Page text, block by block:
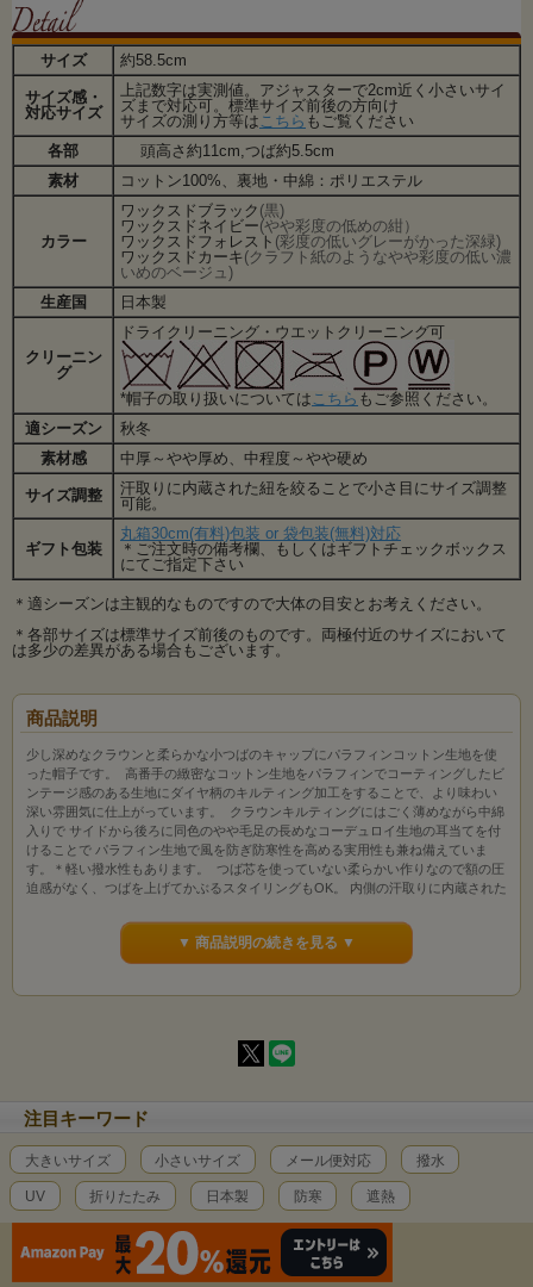
サイズ 約58.5cm
サイズ感・
対応サイズ
上記数字は実測値。アジャスターで2cm近く小さいサイ
ズまで対応可。標準サイズ前後の方向け
サイズの測り方等は こちら もご覧ください
各部
頭高さ約11cm,つば約5.5cm
素材
コットン100%、裏地・中綿：ポリエステル
カラー
ワックスドブラック (黒)
ワックスドネイビー(やや彩度の低めの紺）
ワックスドフォレスト (彩度の低いグレーがかった深緑)
ワックスドカーキ(クラフト紙のようなやや彩度の低い濃
いめのベージュ)
生産国
日本製
クリーニン
グ
ドライクリーニング・ウエットクリーニング可
*帽子の取り扱いについては こちら もご参照ください。
適シーズン
秋冬
素材感
中厚～やや厚め、中程度～やや硬め
サイズ調整
汗取りに内蔵された紐を絞ることで小さ目にサイズ調整
可能。
ギフト包装
丸箱30cm(有料)包装 or 袋包装(無料)対応
＊ご注文時の備考欄、もしくはギフトチェックボックス
にてご指定下さい
＊適シーズンは主観的なものですので大体の目安とお考えください。
＊各部サイズは標準サイズ前後のものです。両極付近のサイズにおいて
は多少の差異がある場合もございます。
商品説明
少し深めなクラウンと柔らかな小つばのキャップにパラフィンコットン生地を使
った帽子です。 高番手の緻密なコットン生地をパラフィンでコーティングしたビ
ンテージ感のある生地にダイヤ柄のキルティング加工をすることで、より味わい
深い雰囲気に仕上がっています。 クラウンキルティングにはごく薄めながら中綿
入りで サイドから後ろに同色のやや毛足の長めなコーデュロイ生地の耳当てを付
けることで パラフィン生地で風を防ぎ防寒性を高める実用性も兼ね備えていま
す。＊軽い撥水性もあります。 つば芯を使っていない柔らかい作りなので額の圧
迫感がなく、つばを上げてかぶるスタイリングもOK。 内側の汗取りに内蔵された
サイズ：約58.5cm 素材：コットン100%、裏地・中綿：ポリエステル カラー：ワ
ックスドブラック(黒)・ワックスドネイビー(やや彩度の低めの紺）・ワックスド
▼ 商品説明の続きを見る ▼
注目キーワード
大きいサイズ 小さいサイズ メール便対応 撥水
UV 折りたたみ 日本製 防寒 遮熱